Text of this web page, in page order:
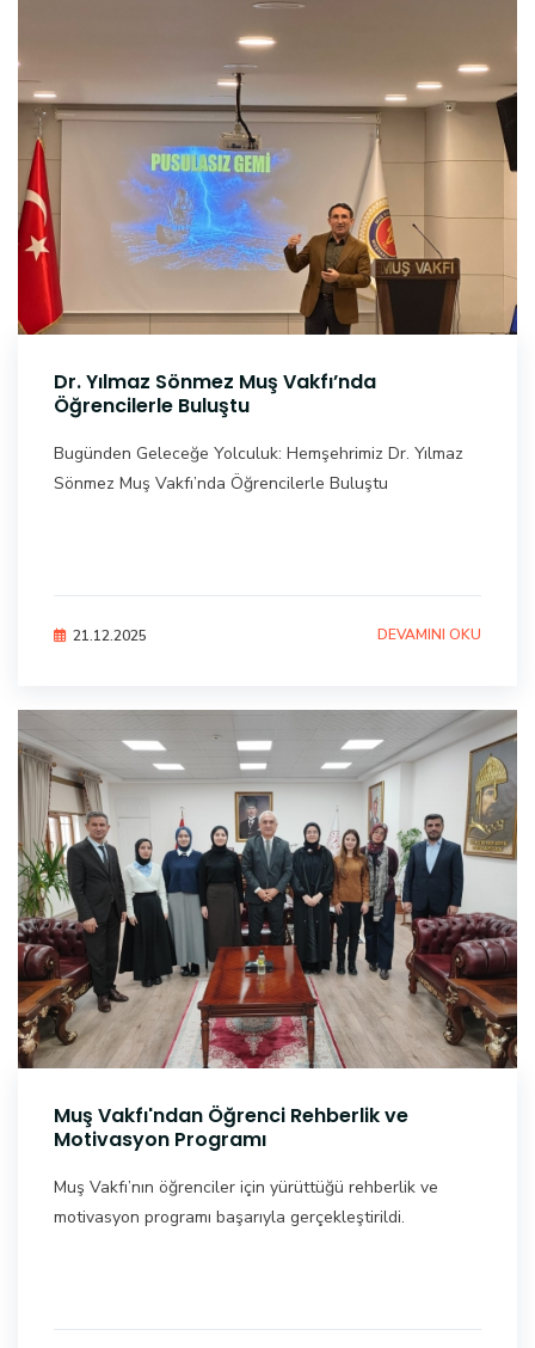
Dr. Yılmaz Sönmez Muş Vakfı’nda
Öğrencilerle Buluştu
Bugünden Geleceğe Yolculuk: Hemşehrimiz Dr. Yılmaz
Sönmez Muş Vakfı’nda Öğrencilerle Buluştu
21.12.2025 DEVAMINI OKU
Muş Vakfı'ndan Öğrenci Rehberlik ve
Motivasyon Programı
Muş Vakfı’nın öğrenciler için yürüttüğü rehberlik ve
motivasyon programı başarıyla gerçekleştirildi.